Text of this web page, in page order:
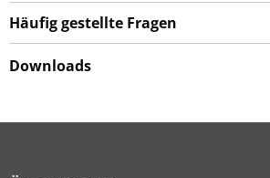
Häufig gestellte Fragen
Downloads